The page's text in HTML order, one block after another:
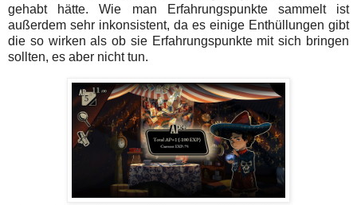
gehabt hätte. Wie man Erfahrungspunkte sammelt ist
außerdem sehr inkonsistent, da es einige Enthüllungen gibt
die so wirken als ob sie Erfahrungspunkte mit sich bringen
sollten, es aber nicht tun.